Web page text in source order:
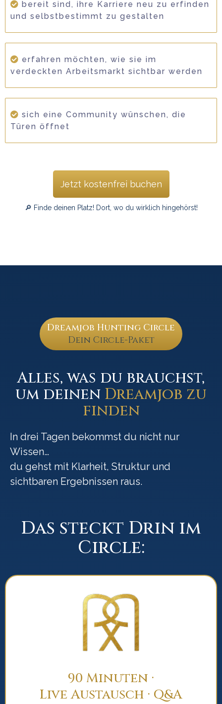
bereit sind, ihre Karriere neu zu erfinden
und selbstbestimmt zu gestalten
erfahren möchten, wie sie im
verdeckten Arbeitsmarkt sichtbar werden
sich eine Community wünschen, die
Türen öffnet
Jetzt kostenfrei buchen
🔎 Finde deinen Platz! Dort, wo du wirklich hingehörst!
Dreamjob Hunting Circle
Dein Circle-Paket
Alles, was du brauchst,
um deinen Dreamjob zu
finden
In drei Tagen bekommst du nicht nur
Wissen…
du gehst mit Klarheit, Struktur und
sichtbaren Ergebnissen raus.
Das steckt Drin im
Circle:
90 Minuten ·
Live Austausch · Q&A